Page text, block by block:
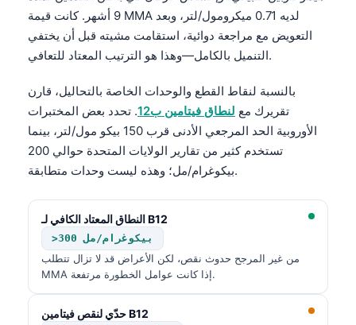
9 أشهر. كانت قيمة MMA لديه 0.71 ميكرومول/لتر، وبعد
التعويض مع مراجعة دوائية، استقامت مشيته قبل أن يختفي
التنميل بالكامل—وهذا هو الترتيب المعتاد للتعافي.
بالنسبة لنقاط القطع والوحدات الخاصة بالتحاليل، قارن
تقريرك مع لنطاق فيتامين ب12
. تحدد بعض المختبرات
الأوروبية الحد المرجعي الأدنى قرب 150 بيكو مول/لتر، بينما
تستخدم كثير من تقارير الولايات المتحدة حوالي 200
بيكوغرام/مل؛ وهذه ليست وحدات متطابقة.
النطاق المعتاد الكافي لـ B12
>300 بيكوغرام/مل
من غير المرجح حدوث نقص، لكن الأعراض قد لا تزال تتطلب
MMA إذا كانت عوامل الخطورة مرتفعة.
حدّي لنقص فيتامين B12